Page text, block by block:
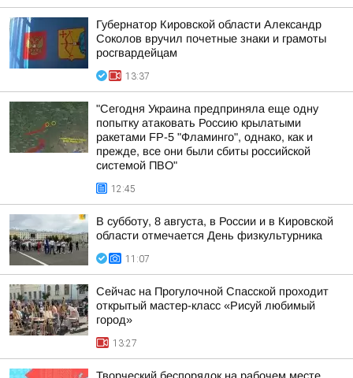
Губернатор Кировской области Александр
Соколов вручил почетные знаки и грамоты
росгвардейцам
13:37
"Сегодня Украина предприняла еще одну
попытку атаковать Россию крылатыми
ракетами FP-5 "Фламинго", однако, как и
прежде, все они были сбиты российской
системой ПВО"
12:45
В субботу, 8 августа, в России и в Кировской
области отмечается День физкультурника
11:07
Сейчас на Прогулочной Спасской проходит
открытый мастер-класс «Рисуй любимый
город»
13:27